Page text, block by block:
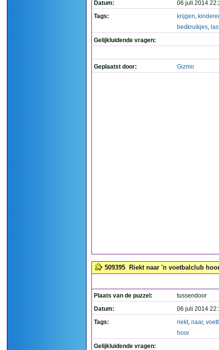
Datum:
06 juli 2014
Tags:
krijgen,
bedkruikjes,
Gelijkluidende vragen:
Geplaatst door: Gizmo
509395 Riekt naar 'n voetbalclub
Plaats van de puzzel:
tussendoor
Datum:
06 juli 2014
Tags:
riekt, naar,
hoor
Gelijkluidende vragen: